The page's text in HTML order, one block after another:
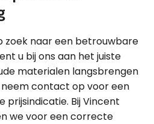
zoek naar een betrouwbare
u bij ons aan het juiste
materialen langsbrengen
contact op voor een
Bij Vincent
we voor een correcte